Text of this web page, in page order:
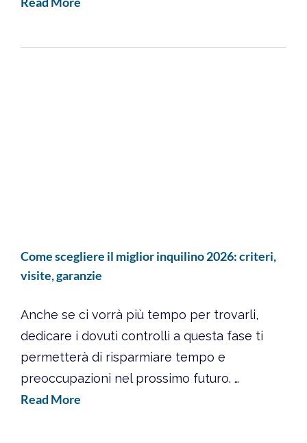
Come scegliere il miglior inquilino 2026: criteri,
visite, garanzie
Anche se ci vorrà più tempo per trovarli,
dedicare i dovuti controlli a questa fase ti
permetterà di risparmiare tempo e
preoccupazioni nel prossimo futuro. …
Read More